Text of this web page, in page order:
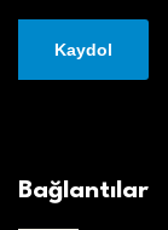
Bağlantılar